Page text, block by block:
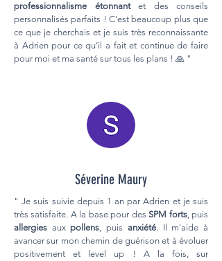
professionnalisme étonnantet des conseils
personnalisés parfaits ! C’est beaucoup plus que
ce que je cherchais et je suis très reconnaissante
à Adrien pour ce qu’il a fait et continue de faire
pour moi et ma santé sur tous les plans ! 🙏 "
Séverine Maury
" Je suis suivie depuis 1 an par Adrien et je suis
très satisfaite. A la base pour desSPM forts, puis
allergies auxpollens, puis anxiété. Il m'aide à
avancer sur mon chemin de guérison et à évoluer
positivement et level up ! A la fois, sur